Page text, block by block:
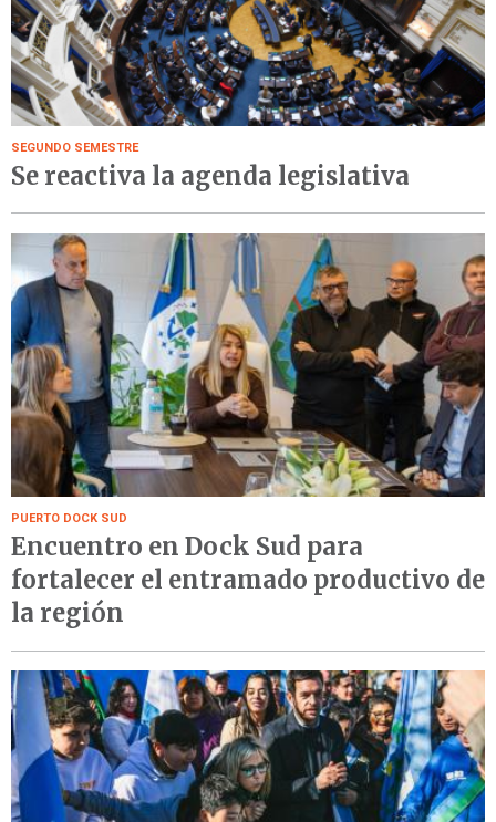
SEGUNDO SEMESTRE
Se reactiva la agenda legislativa
PUERTO DOCK SUD
Encuentro en Dock Sud para
fortalecer el entramado productivo de
la región